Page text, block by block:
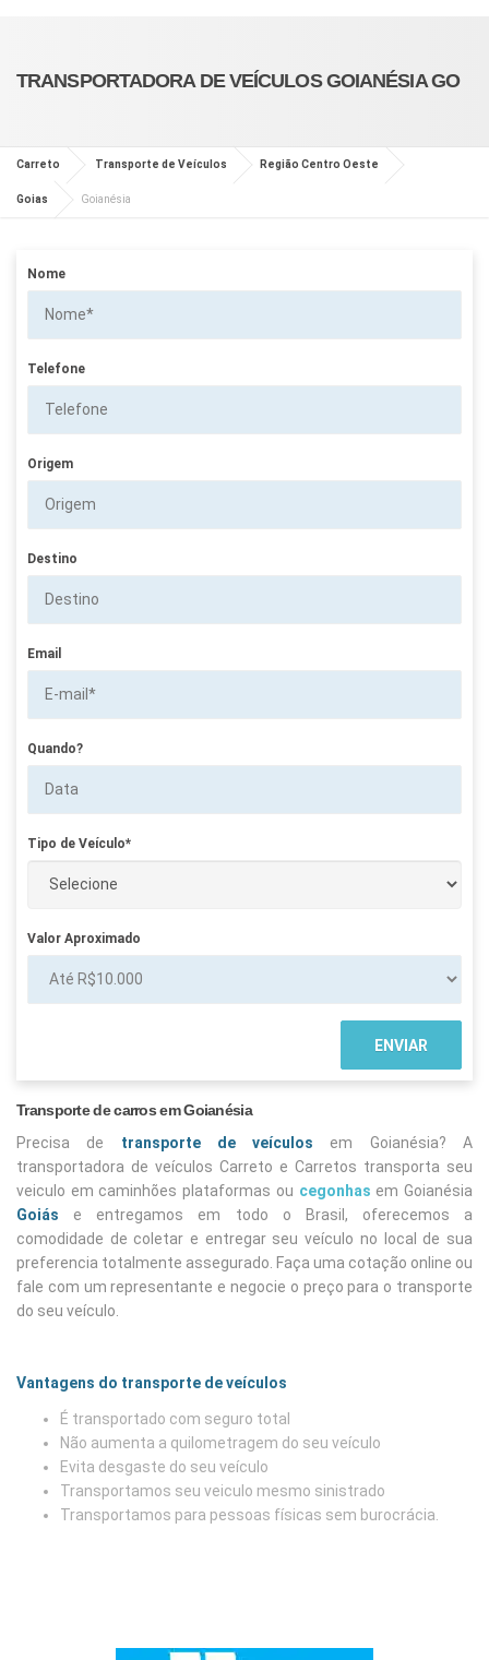
TRANSPORTADORA DE VEÍCULOS GOIANÉSIA GO
Carreto Transporte de Veículos Região Centro Oeste
Goias Goianésia
Nome
Telefone
Origem
Destino
Email
Quando?
Tipo de Veículo*
Valor Aproximado
Transporte de carros em Goianésia
Precisa de transporte de veículos em Goianésia? A
transportadora de veículos Carreto e Carretos transporta seu
veiculo em caminhões plataformas ou cegonhas em Goianésia
Goiás e entregamos em todo o Brasil, oferecemos a
comodidade de coletar e entregar seu veículo no local de sua
preferencia totalmente assegurado. Faça uma cotação online ou
fale com um representante e negocie o preço para o transporte
do seu veículo.
Vantagens do transporte de veículos
É transportado com seguro total
Não aumenta a quilometragem do seu veículo
Evita desgaste do seu veículo
Transportamos seu veiculo mesmo sinistrado
Transportamos para pessoas físicas sem burocrácia.